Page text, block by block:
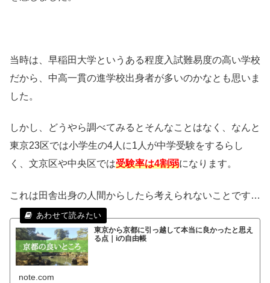
当時は、早稲田大学というある程度入試難易度の高い学校
だから、中高一貫の進学校出身者が多いのかなとも思いま
した。
しかし、どうやら調べてみるとそんなことはなく、なんと
東京23区では小学生の4人に1人が中学受験をするらし
く、文京区や中央区では受験率は4割弱になります。
これは田舎出身の人間からしたら考えられないことです…
東京から京都に引っ越して本当に良かったと思え
る点｜iの自由帳
note.com